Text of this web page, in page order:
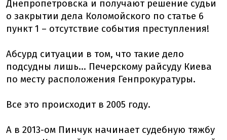
Днепропетровска и получают решение судьи
о закрытии дела Коломойского по статье 6
пункт 1 – отсутствие события преступления!
Абсурд ситуации в том, что такие дело
подсудны лишь... Печерскому райсуду Киева
по месту расположения Генпрокуратуры.
Все это происходит в 2005 году.
А в 2013-ом Пинчук начинает судебную тяжбу